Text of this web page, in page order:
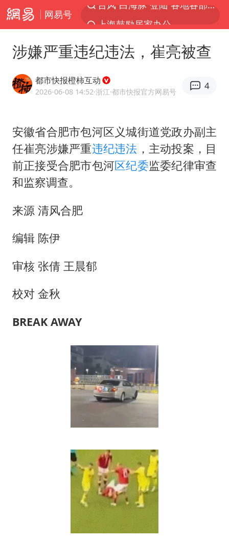
网易号
血指纹匹配成功，20年悬案告破！凶手被执行死刑
独闯南太行失联女子遗体已找到
多地银行上调存款利率
演员秦焰去世 曾出演《狂飙》
中央气象台继续发布暴雨橙警
涉嫌严重违纪违法，崔亮被查
都市快报橙柿互动
2026-06-08 14:52·浙江·都市快报官方网易号
4
安徽省合肥市包河区义城街道党政办副主
任崔亮涉嫌严重违纪违法 ，主动投案，目
前正接受合肥市包河区纪委监委纪律审查
和监察调查。
来源 清风合肥
编辑 陈伊
审核 张倩 王晨郁
校对 金秋
BREAK AWAY